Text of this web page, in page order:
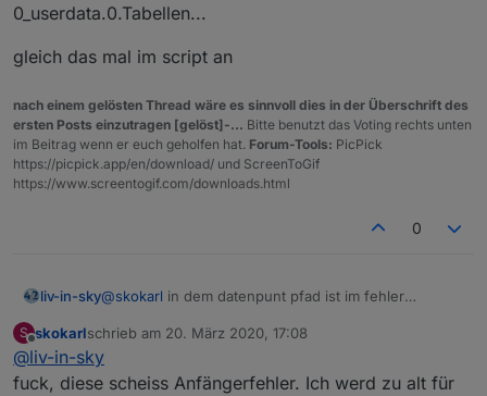
0_userdata.0.Tabellen...
gleich das mal im script an
nach einem gelösten Thread wäre es sinnvoll dies in der Überschrift des
ersten Posts einzutragen [gelöst]-... Bitte benutzt das Voting rechts unten
im Beitrag wenn er euch geholfen hat. Forum-Tools: PicPick
https://picpick.app/en/download/ und ScreenToGif
https://www.screentogif.com/downloads.html
0
liv-in-sky@skokarl in dem datenpunt pfad ist im fehler
auf deinem bild mit den dp heißt es:
0_userdata.0.Tabellen...
gleich das mal im script an
S
Offline
skokarlschrieb am 20. März 2020, 17:08
zuletzt editiert von
@liv-in-sky
fuck, diese scheiss Anfängerfehler. Ich werd zu alt für